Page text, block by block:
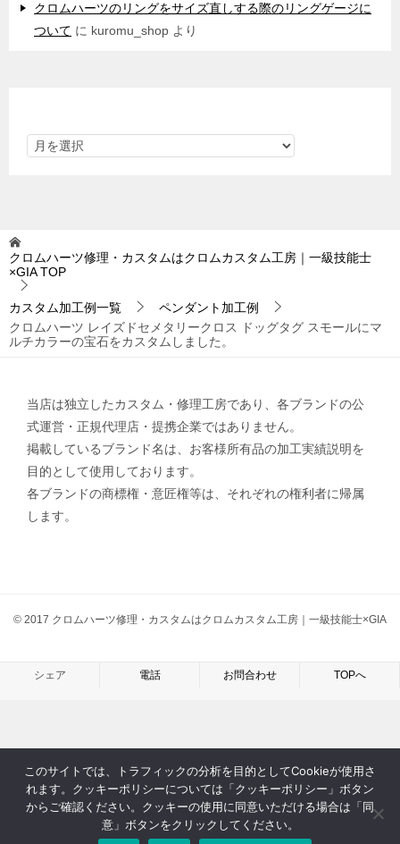
クロムハーツのリングをサイズ直しする際のリングゲージに
ついて に kuromu_shop より
クロムハーツ修理・カスタムはクロムカスタム工房｜一級技能士
×GIATOP
カスタム加工例一覧
ペンダント加工例
クロムハーツ レイズドセメタリークロス ドッグタグ スモールにマ
ルチカラーの宝石をカスタムしました。
当店は独立したカスタム・修理工房であり、各ブランドの公
式運営・正規代理店・提携企業ではありません。
掲載しているブランド名は、お客様所有品の加工実績説明を
目的として使用しております。
各ブランドの商標権・意匠権等は、それぞれの権利者に帰属
します。
© 2017 クロムハーツ修理・カスタムはクロムカスタム工房｜一級技能士×GIA
シェア 電話 お問合わせ TOPへ
このサイトでは、トラフィックの分析を目的としてCookieが使用さ
れます。クッキーポリシーについては「クッキーポリシー」ボタン
からご確認ください。クッキーの使用に同意いただける場合は「同
意」ボタンをクリックしてください。